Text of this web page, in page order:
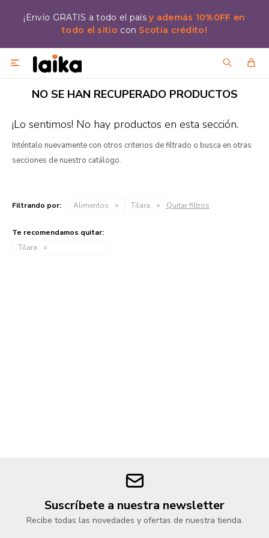
¡Envío GRATIS a todo el paísy además 10%0FF en
todo el sitio con Scotia crédito!

NO SE HAN RECUPERADO PRODUCTOS
¡Lo sentimos! No hay productos en esta sección.
Inténtalo nuevamente con otros criterios de filtrado o busca en otras
secciones de nuestro catálogo.
Filtrando por: Alimentos Tilara Quitar filtros
Te recomendamos quitar:
Tilara
Suscríbete a nuestra newsletter
Recibe todas las novedades y ofertas de nuestra tienda.